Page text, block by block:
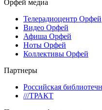
Орфей медиа
Телерадиоцентр Орфей
Видео Орфей
Афиша Орфей
Ноты Орфей
Коллективы Орфей
Партнеры
Российская
///ТРАКТ